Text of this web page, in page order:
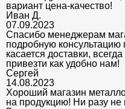
вариант цена-качество!
Иван Д.
07.09.2023
Спасибо менеджерам
подробную
касается доставки,
привезти как удобно нам!
Сергей
14.08.2023
Хороший магазин
на продукцию! Ни разу не